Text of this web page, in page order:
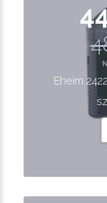
Eheim